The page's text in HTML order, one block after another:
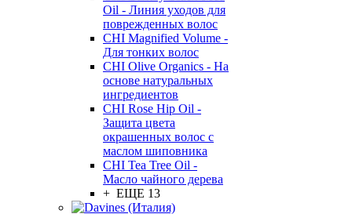
Oil - Линия уходов для
поврежденных волос
CHI Magnified Volume -
Для тонких волос
CHI Olive Organics - На
основе натуральных
ингредиентов
CHI Rose Hip Oil -
Защита цвета
окрашенных волос с
маслом шиповника
CHI Tea Tree Oil -
Масло чайного дерева
+ ЕЩЕ 13